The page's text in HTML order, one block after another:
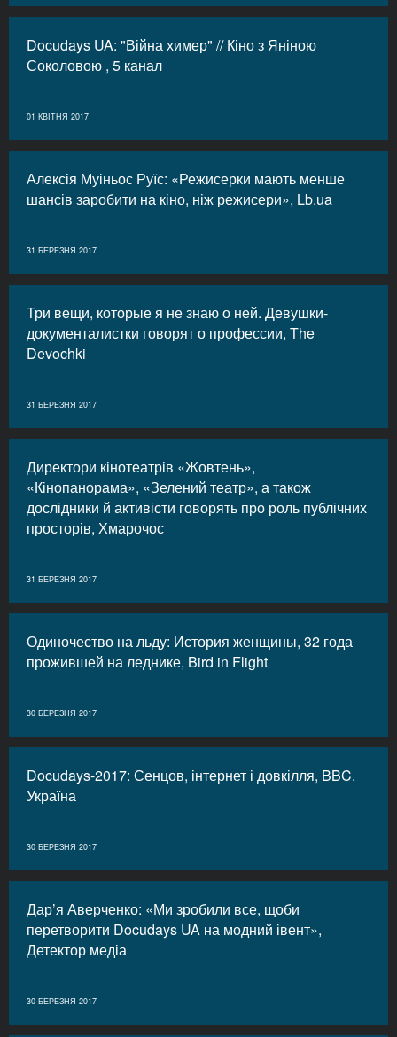
Docudays UA: "Війна химер" // Кіно з Яніною
Соколовою , 5 канал
01 КВІТНЯ 2017
Алексія Муіньос Руїс: «Режисерки мають менше
шансів заробити на кіно, ніж режисери», Lb.ua
31 БЕРЕЗНЯ 2017
Три вещи, которые я не знаю о ней. Девушки-
документалистки говорят о профессии, The
Devochki
31 БЕРЕЗНЯ 2017
Директори кінотеатрів «Жовтень»,
«Кінопанорама», «Зелений театр», а також
дослідники й активісти говорять про роль публічних
просторів, Хмарочос
31 БЕРЕЗНЯ 2017
Одиночество на льду: История женщины, 32 года
прожившей на леднике, Bird in Flight
30 БЕРЕЗНЯ 2017
Docudays-2017: Сенцов, інтернет і довкілля, BBC.
Україна
30 БЕРЕЗНЯ 2017
Дар’я Аверченко: «Ми зробили все, щоби
перетворити Docudays UA на модний івент»,
Детектор медіа
30 БЕРЕЗНЯ 2017